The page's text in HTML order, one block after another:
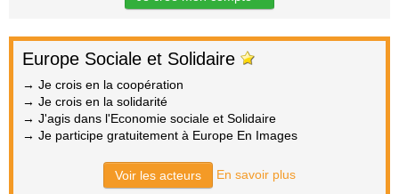
Europe Sociale et Solidaire
→ Je crois en la coopération
→ Je crois en la solidarité
→ J'agis dans l'Economie sociale et Solidaire
→ Je participe gratuitement à Europe En Images
Voir les acteurs En savoir plus